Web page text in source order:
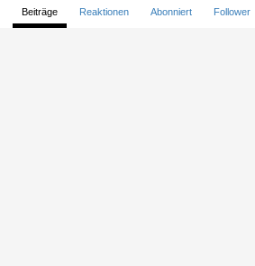
Beiträge Reaktionen Abonniert Follower